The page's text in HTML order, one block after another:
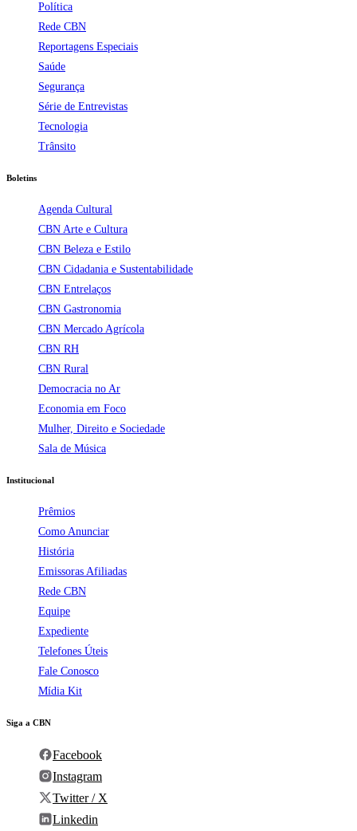
Política
Rede CBN
Reportagens Especiais
Saúde
Segurança
Série de Entrevistas
Tecnologia
Trânsito
Boletins
Agenda Cultural
CBN Arte e Cultura
CBN Beleza e Estilo
CBN Cidadania e Sustentabilidade
CBN Entrelaços
CBN Gastronomia
CBN Mercado Agrícola
CBN RH
CBN Rural
Democracia no Ar
Economia em Foco
Mulher, Direito e Sociedade
Sala de Música
Institucional
Prêmios
Como Anunciar
História
Emissoras Afiliadas
Rede CBN
Equipe
Expediente
Telefones Úteis
Fale Conosco
Mídia Kit
Siga a CBN
Facebook
Instagram
Twitter / X
Linkedin